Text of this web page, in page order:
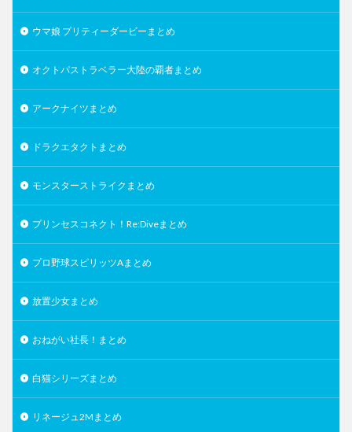
ウマ娘 プリティーダービーまとめ
オクトパストラベラー大陸の覇者まとめ
アークナイツまとめ
ドラクエタクトまとめ
モンスターストライクまとめ
プリンセスコネクト！Re:Diveまとめ
プロ野球スピリッツAまとめ
放置少女まとめ
おねがい社長！まとめ
白猫シリーズまとめ
リネージュ2Mまとめ